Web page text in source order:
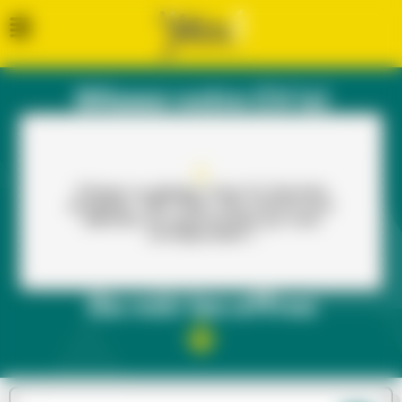
Glissez votre CV ici
Cliquez ou glissez votre CV (formats
Ou voir les offres​